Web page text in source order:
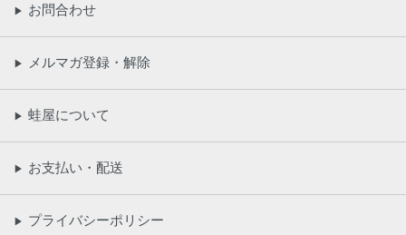
▶ お問合わせ
▶ メルマガ登録・解除
▶ 蛙屋について
▶ お支払い・配送
▶ プライバシーポリシー